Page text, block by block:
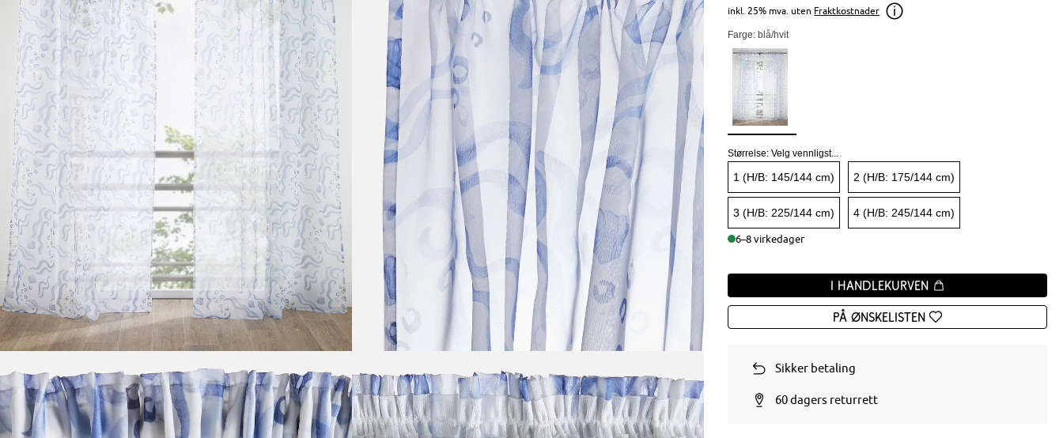
inkl. 25% mva. uten Fraktkostnader
Farge: blå/hvit
Størrelse:Velg vennligst...
1 (H/B: 145/144 cm) 2 (H/B: 175/144 cm)
3 (H/B: 225/144 cm) 4 (H/B: 245/144 cm)
6–8 virkedager
I handlekurven
På ønskelisten
Sikker betaling
60 dagers returrett